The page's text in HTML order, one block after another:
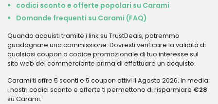
codici sconto e offerte popolari su Carami
Domande frequenti su Carami (FAQ)
Quando acquisti tramite i link su TrustDeals, potremmo
guadagnare una commissione. Dovresti verificare la validità di
qualsiasi coupon o codice promozionale di tuo interesse sul
sito web del commerciante prima di effettuare un acquisto.
Carami ti offre 5 sconti e 5 coupon attivi il Agosto 2026. In media
i nostri codici sconto e offerte ti permettono di risparmiare €28
su Carami.